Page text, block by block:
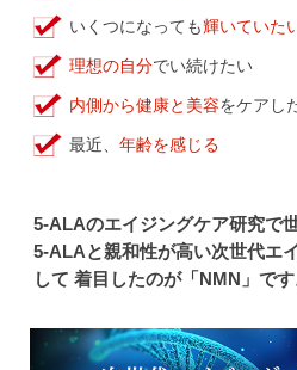
いくつになっても輝いていた
理想の自分でい続けたい
内側から健康と美容をケアし
最近、 年齢を感じる
5-ALAのエイジングケア研究で
5-ALAと親和性が高い次世代エ
して 着目したのが「NMN」です